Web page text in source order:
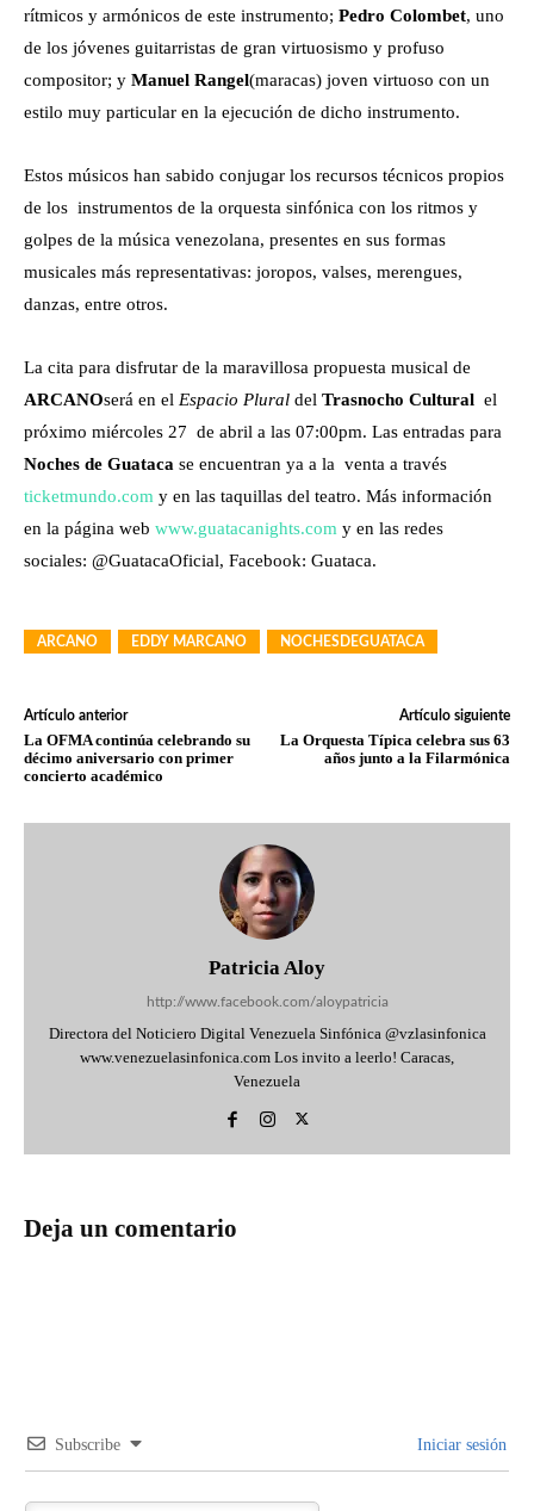
rítmicos y armónicos de este instrumento; Pedro Colombet, uno
de los jóvenes guitarristas de gran virtuosismo y profuso
compositor; y Manuel Rangel(maracas) joven virtuoso con un
estilo muy particular en la ejecución de dicho instrumento.
Estos músicos han sabido conjugar los recursos técnicos propios
de los instrumentos de la orquesta sinfónica con los ritmos y
golpes de la música venezolana, presentes en sus formas
musicales más representativas: joropos, valses, merengues,
danzas, entre otros.
La cita para disfrutar de la maravillosa propuesta musical de
ARCANOserá en el Espacio Plural del Trasnocho Cultural el
próximo miércoles 27 de abril a las 07:00pm. Las entradas para
Noches de Guataca se encuentran ya a la venta a través
ticketmundo.com y en las taquillas del teatro. Más información
en la página web www.guatacanights.com y en las redes
sociales: @GuatacaOficial, Facebook: Guataca.
ARCANO EDDY MARCANO NOCHESDEGUATACA
Artículo anterior
La OFMA continúa celebrando su
décimo aniversario con primer
concierto académico
Artículo siguiente
La Orquesta Típica celebra sus 63
años junto a la Filarmónica
Patricia Aloy
http://www.facebook.com/aloypatricia
Directora del Noticiero Digital Venezuela Sinfónica @vzlasinfonica
www.venezuelasinfonica.com Los invito a leerlo! Caracas,
Venezuela
Deja un comentario
Subscribe Iniciar sesión